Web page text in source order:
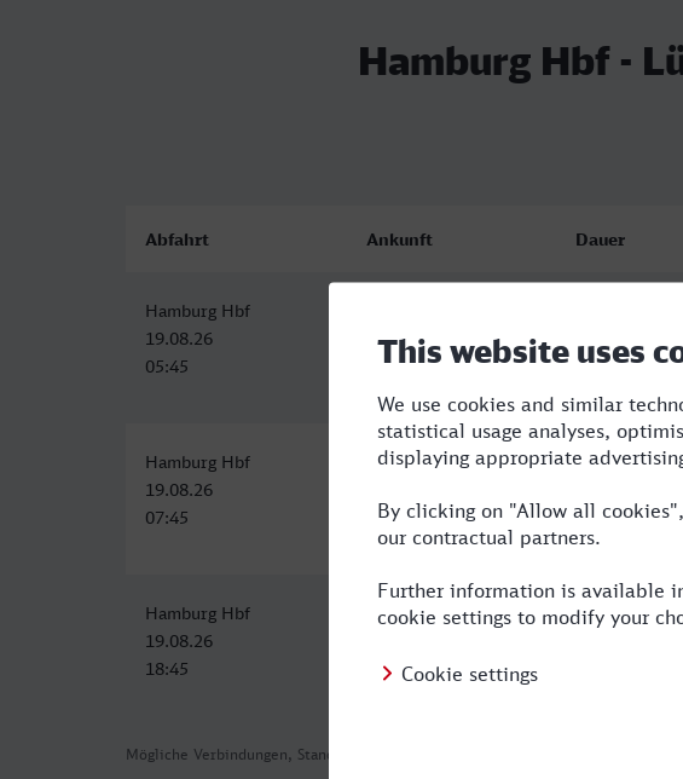
Hamburg Hbf -
Mögliche Verbindungen, Stand: 2026-08-05 04:56
Abfahrt Ankunft Dauer
Hamburg Hbf
19.08.26
05:45
19.08.26
09:55
Hamburg Hbf
19.08.26
07:45
Lüdenscheid
11:55
4:10
Hamburg Hbf
19.08.26
18:45
Lüdenscheid
23:55
5:10